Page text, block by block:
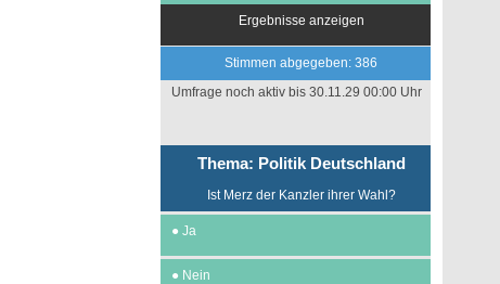
Ergebnisse anzeigen
Stimmen abgegeben: 386
Umfrage noch aktiv bis 30.11.29 00:00 Uhr
Thema: Politik Deutschland
Ist Merz der Kanzler ihrer Wahl?
● Ja
● Nein